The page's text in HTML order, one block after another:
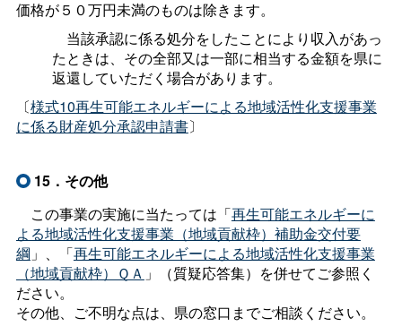
価格が５０万円未満のものは除きます。
当該承認に係る処分をしたことにより収入があっ
たときは、その全部又は一部に相当する金額を県に
返還していただく場合があります。
〔様式10再生可能エネルギーによる地域活性化支援事業
に係る財産処分承認申請書〕
15．その他
この事業の実施に当たっては「再生可能エネルギーに
よる地域活性化支援事業（地域貢献枠）補助金交付要
綱 」、「再生可能エネルギーによる地域活性化支援事業
（地域貢献枠）ＱＡ 」（質疑応答集）を併せてご参照く
ださい。
その他、ご不明な点は、県の窓口までご相談ください。